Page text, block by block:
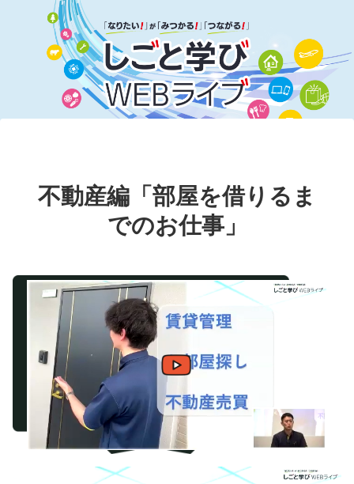
不動産編「部屋を借りるま
でのお仕事」